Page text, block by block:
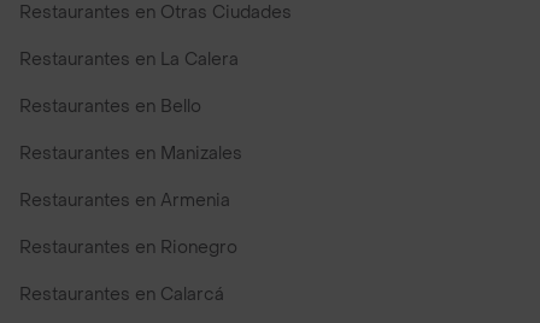
Restaurantes en Otras Ciudades
Restaurantes en La Calera
Restaurantes en Bello
Restaurantes en Manizales
Restaurantes en Armenia
Restaurantes en Rionegro
Restaurantes en Calarcá